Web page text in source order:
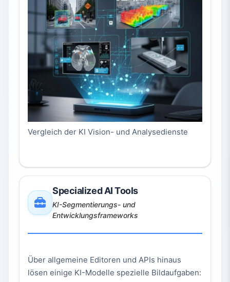
Vergleich der KI Vision- und Analysedienste
Specialized AI Tools
KI-Segmentierungs- und
Entwicklungsframeworks
Über allgemeine Editoren und APIs hinaus
lösen einige KI-Modelle spezielle Bildaufgaben: